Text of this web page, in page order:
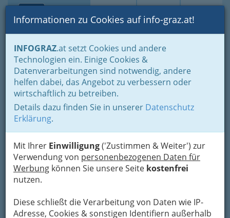
Suche Login Toggle
Informationen zu Cookies auf info-graz.at!
INFOGRAZ.at setzt Cookies und andere
Technologien ein. Einige Cookies &
Datenverarbeitungen sind notwendig, andere
helfen dabei, das Angebot zu verbessern oder
wirtschaftlich zu betreiben.
Details dazu finden Sie in unserer Datenschutz
Erklärung.
Mit Ihrer Einwilligung('Zustimmen & Weiter') zur
Verwendung von personenbezogenen Daten für
Werbung können Sie unsere Seite kostenfrei
nutzen.
Diese schließt die Verarbeitung von Daten wie IP-
Adresse, Cookies & sonstigen Identifiern außerhalb
Home Branchen
Gewerbe, Handwerk, Banken
Gewerbe & Handwerk, Gliederung der WKO
Bauhilfsgewerbe
Baugerüste- & Baugeräteverleiher
Österreichische DOKA
Schalungstechnik
Gesellschaft m.b.H.
Mühlfelderweg 24, 8055 Graz-Puntigam
+43 7472 605
+43 7472 64430
Karte